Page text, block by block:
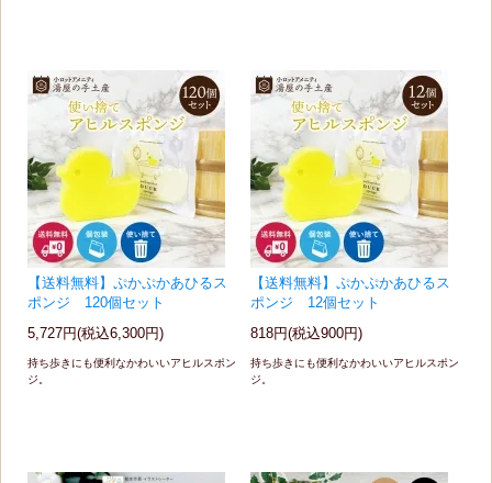
【送料無料】ぷかぷかあひるス
ポンジ 120個セット
5,727円(税込6,300円)
持ち歩きにも便利なかわいいアヒルスポン
ジ。
【送料無料】ぷかぷかあひるス
ポンジ 12個セット
818円(税込900円)
持ち歩きにも便利なかわいいアヒルスポン
ジ。